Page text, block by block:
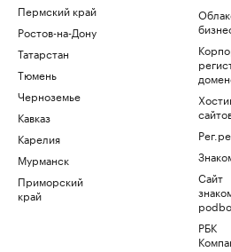
Пермский край
Ростов-на-Дону
Татарстан
Тюмень
Черноземье
Кавказ
Карелия
Мурманск
Приморский
край
Сайт
РБК